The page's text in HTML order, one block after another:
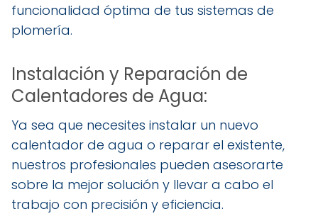
funcionalidad óptima de tus sistemas de
plomería.
Instalación y Reparación de
Calentadores de Agua:
Ya sea que necesites instalar un nuevo
calentador de agua o reparar el existente,
nuestros profesionales pueden asesorarte
sobre la mejor solución y llevar a cabo el
trabajo con precisión y eficiencia.